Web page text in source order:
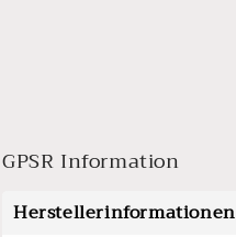
GPSR Information
Herstellerinformationen